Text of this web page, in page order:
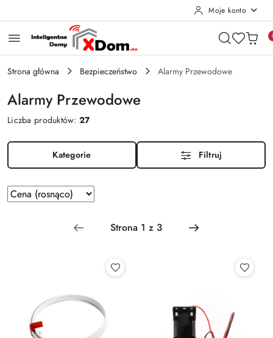
Moje konto
Strona główna Bezpieczeństwo Alarmy Przewodowe
Alarmy Przewodowe
Liczba produktów:27
Kategorie Filtruj
Zastosowano
sortowanie:
Sortuj
według